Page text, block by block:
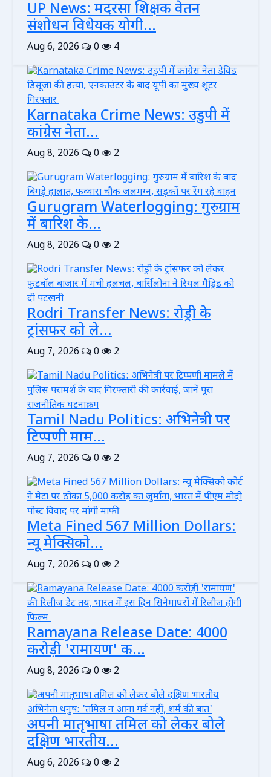
UP News: मदरसा शिक्षक वेतन
संशोधन विधेयक योगी...
Aug 6, 2026 0 4
Karnataka Crime News: उडुपी में
कांग्रेस नेता...
Aug 8, 2026 0 2
Gurugram Waterlogging: गुरुग्राम
में बारिश के...
Aug 8, 2026 0 2
Rodri Transfer News: रोड्री के
ट्रांसफर को ले...
Aug 7, 2026 0 2
Tamil Nadu Politics: अभिनेत्री पर
टिप्पणी माम...
Aug 7, 2026 0 2
Meta Fined 567 Million Dollars:
न्यू मेक्सिको...
Aug 7, 2026 0 2
Ramayana Release Date: 4000
करोड़ी 'रामायण' क...
Aug 8, 2026 0 2
अपनी मातृभाषा तमिल को लेकर बोले
दक्षिण भारतीय...
Aug 6, 2026 0 2